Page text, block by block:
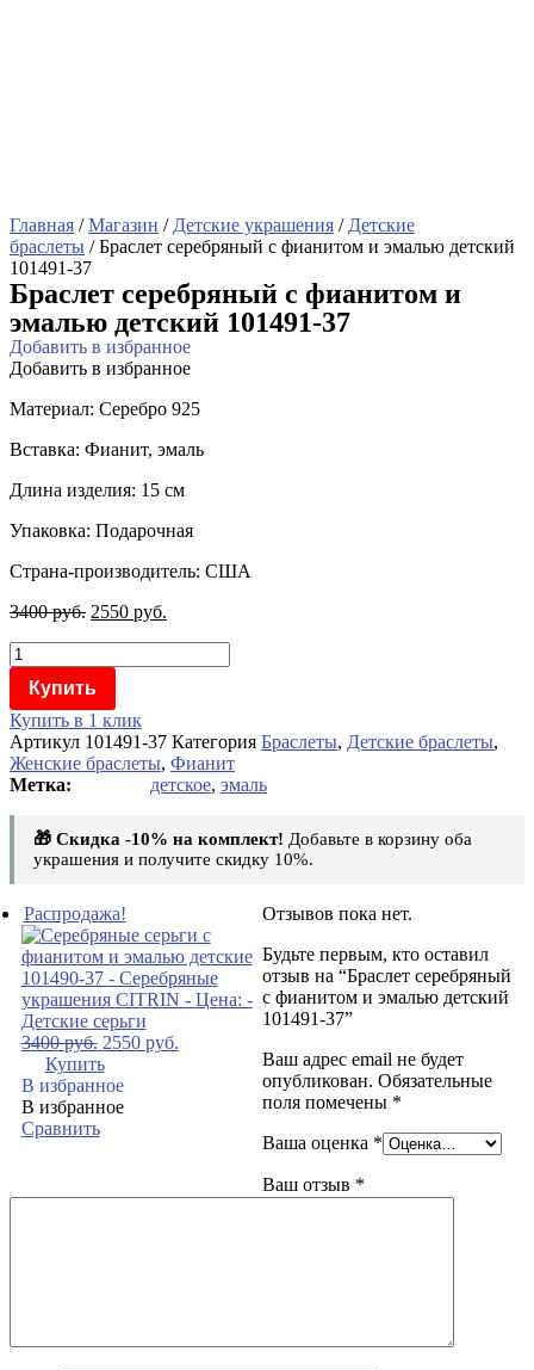
Главная /Магазин / Детские украшения / Детские
браслеты / Браслет серебряный с фианитом и эмалью детский
101491-37
Браслет серебряный с фианитом и
эмалью детский 101491-37
Добавить в избранное
Добавить в избранное
Материал: Серебро 925
Вставка: Фианит, эмаль
Длина изделия: 15 см
Упаковка: Подарочная
Страна-производитель: США
3400руб. 2550 руб.
Количество
товара
Браслет
серебряный
с
фианитом
и
101491-
Купить
Купить в 1 клик
Артикул 101491-37 Категория Браслеты, Детские браслеты,
Женские браслеты, Фианит
детское, эмаль
🎁 Скидка -10% на комплект! Добавьте в корзину оба
украшения и получите скидку 10%.
Распродажа!
3400руб. 2550 руб.
Купить
В избранное
В избранное
Сравнить
Отзывов пока нет.
Будьте первым, кто оставил
отзыв на “Браслет серебряный
с фианитом и эмалью детский
101491-37”
Ваш адрес email не будет
опубликован. Обязательные
поля помечены *
Ваша оценка *
Ваш отзыв *